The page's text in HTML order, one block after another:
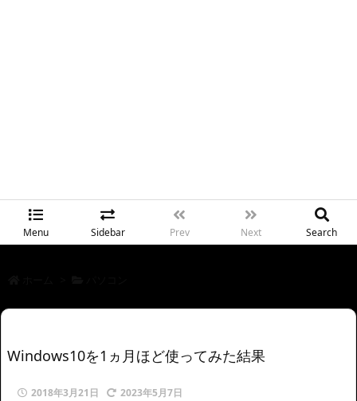
Menu Sidebar Prev Next Search
Windows10を1ヵ月ほど使ってみた結果
2018年3月21日 2023年5月7日